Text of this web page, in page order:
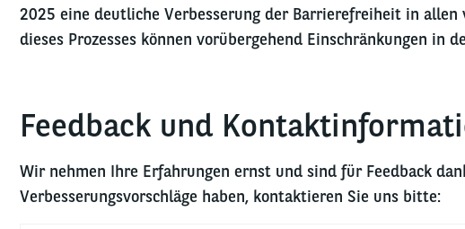
2025 eine deutliche Verbesserung der Barrierefreiheit in allen
dieses Prozesses können vorübergehend Einschränkungen in
Feedback und
Wir nehmen Ihre Erfahrungen ernst und sind für Feedback
Verbesserungsvorschläge haben, kontaktieren Sie uns bitte: